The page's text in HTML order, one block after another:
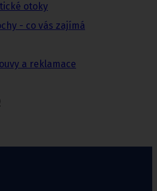
otoky
- co vás zajímá
a reklamace